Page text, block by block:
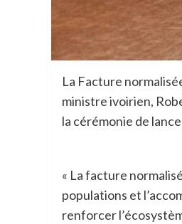
La Facture
ministre ivoirien,
la cérémonie de
« La facture
populations et
renforcer